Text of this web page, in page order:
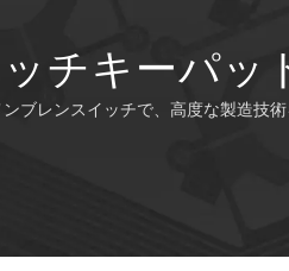
チキーパッ
レンスイッチで、高度な製造技術